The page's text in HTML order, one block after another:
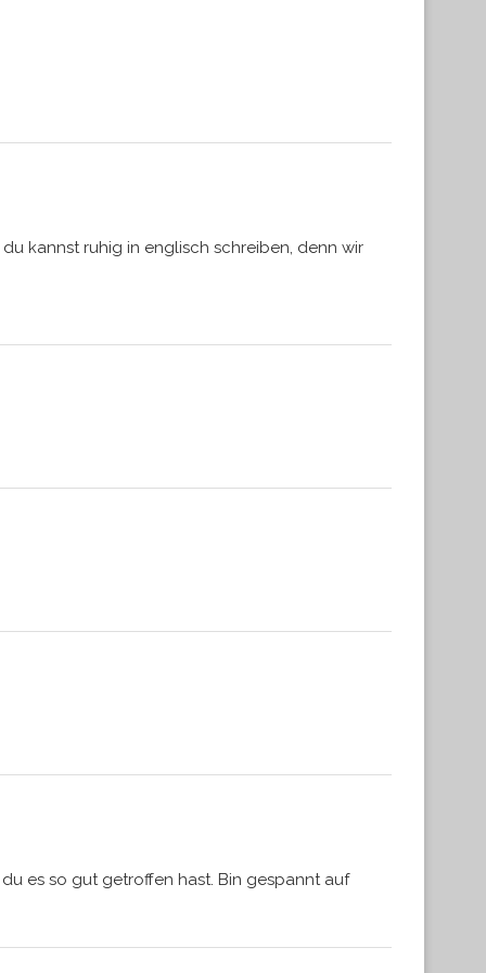
kannst ruhig in englisch schreiben, denn wir
es so gut getroffen hast. Bin gespannt auf